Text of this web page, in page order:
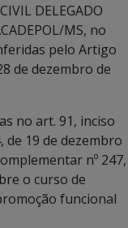
DELEGADO
MS, no
pelo Artigo
de dezembro de
no art. 91, inciso
de 19 de dezembro
nº 247,
o curso de
funcional